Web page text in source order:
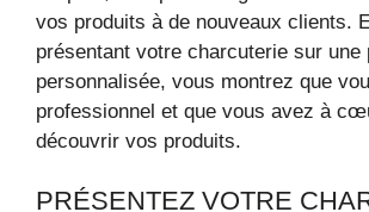
vos produits à de nouveaux clients.
présentant votre charcuterie sur une
personnalisée, vous montrez que
professionnel et que vous avez à
découvrir vos produits.
PRÉSENTEZ VOTRE